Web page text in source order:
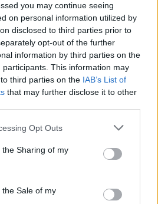
you may continue seeing
on personal information utilized by
disclosed to third parties prior to
opt-out of the further
information by third parties on the
participants. This information may
third parties on the IAB’s List of
that may further disclose it to other
Opt Outs
Sharing of my
Sale of my
Quotidiano su Google Discover
come fonte preferita